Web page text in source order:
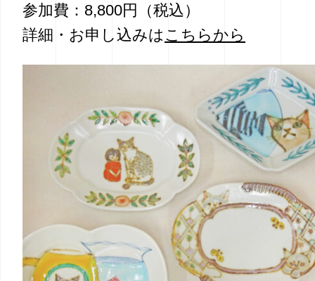
参加費：8,800円（税込）
詳細・お申し込みは こちらから